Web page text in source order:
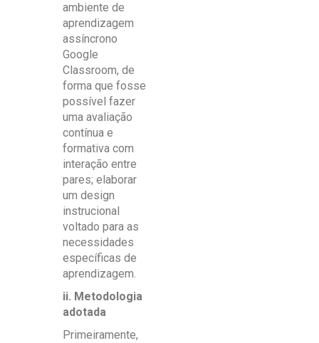
ambiente de
aprendizagem
assíncrono
Google
Classroom, de
forma que fosse
possível fazer
uma avaliação
contínua e
formativa com
interação entre
pares; elaborar
um design
instrucional
voltado para as
necessidades
específicas de
aprendizagem.
ii. Metodologia
adotada
Primeiramente,